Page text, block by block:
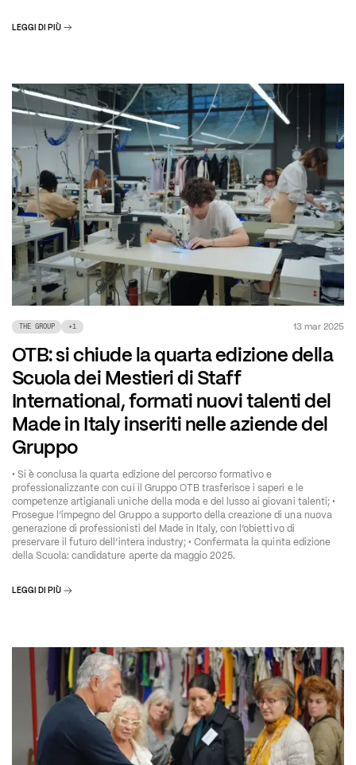
LEGGI DI PIÙ
THE GROUP +1 13 mar 2025
OTB: si chiude la quarta edizione della
Scuola dei Mestieri di Staff
International, formati nuovi talenti del
Made in Italy inseriti nelle aziende del
Gruppo
• Si è conclusa la quarta edizione del percorso formativo e
professionalizzante con cui il Gruppo OTB trasferisce i saperi e le
competenze artigianali uniche della moda e del lusso ai giovani talenti; •
Prosegue l’impegno del Gruppo a supporto della creazione di una nuova
generazione di professionisti del Made in Italy, con l’obiettivo di
preservare il futuro dell’intera industry; • Confermata la quinta edizione
della Scuola: candidature aperte da maggio 2025.
LEGGI DI PIÙ